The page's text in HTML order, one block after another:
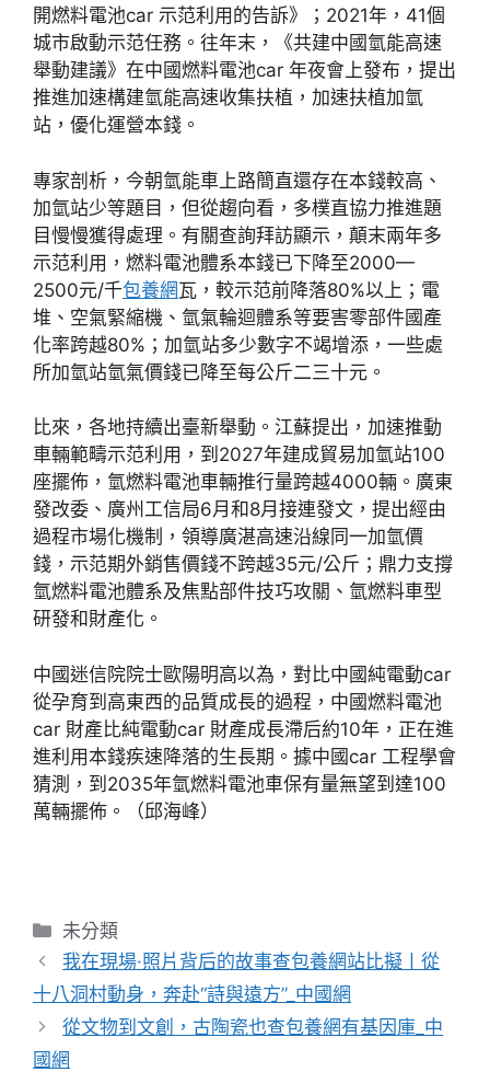
開燃料電池car 示范利用的告訴》；2021年，41個
城市啟動示范任務。往年末，《共建中國氫能高速
舉動建議》在中國燃料電池car 年夜會上發布，提出
推進加速構建氫能高速收集扶植，加速扶植加氫
站，優化運營本錢。
專家剖析，今朝氫能車上路簡直還存在本錢較高、
加氫站少等題目，但從趨向看，多樸直協力推進題
目慢慢獲得處理。有關查詢拜訪顯示，顛末兩年多
示范利用，燃料電池體系本錢已下降至2000—
2500元/千包養網瓦，較示范前降落80%以上；電
堆、空氣緊縮機、氫氣輪迴體系等要害零部件國產
化率跨越80%；加氫站多少數字不竭增添，一些處
所加氫站氫氣價錢已降至每公斤二三十元。
比來，各地持續出臺新舉動。江蘇提出，加速推動
車輛範疇示范利用，到2027年建成貿易加氫站100
座擺佈，氫燃料電池車輛推行量跨越4000輛。廣東
發改委、廣州工信局6月和8月接連發文，提出經由
過程市場化機制，領導廣湛高速沿線同一加氫價
錢，示范期外銷售價錢不跨越35元/公斤；鼎力支撐
氫燃料電池體系及焦點部件技巧攻關、氫燃料車型
研發和財產化。
中國迷信院院士歐陽明高以為，對比中國純電動car
從孕育到高東西的品質成長的過程，中國燃料電池
car 財產比純電動car 財產成長滯后約10年，正在進
進利用本錢疾速降落的生長期。據中國car 工程學會
猜測，到2035年氫燃料電池車保有量無望到達100
萬輛擺佈。（邱海峰）
分
類
未分類
我在現場·照片背后的故事查包養網站比擬丨從
十八洞村動身，奔赴“詩與遠方”_中國網
從文物到文創，古陶瓷也查包養網有基因庫_中
國網